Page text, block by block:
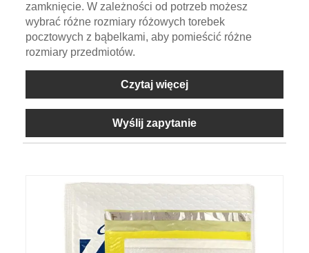
zamknięcie. W zależności od potrzeb możesz
wybrać różne rozmiary różowych torebek
pocztowych z bąbelkami, aby pomieścić różne
rozmiary przedmiotów.
Czytaj więcej
Wyślij zapytanie